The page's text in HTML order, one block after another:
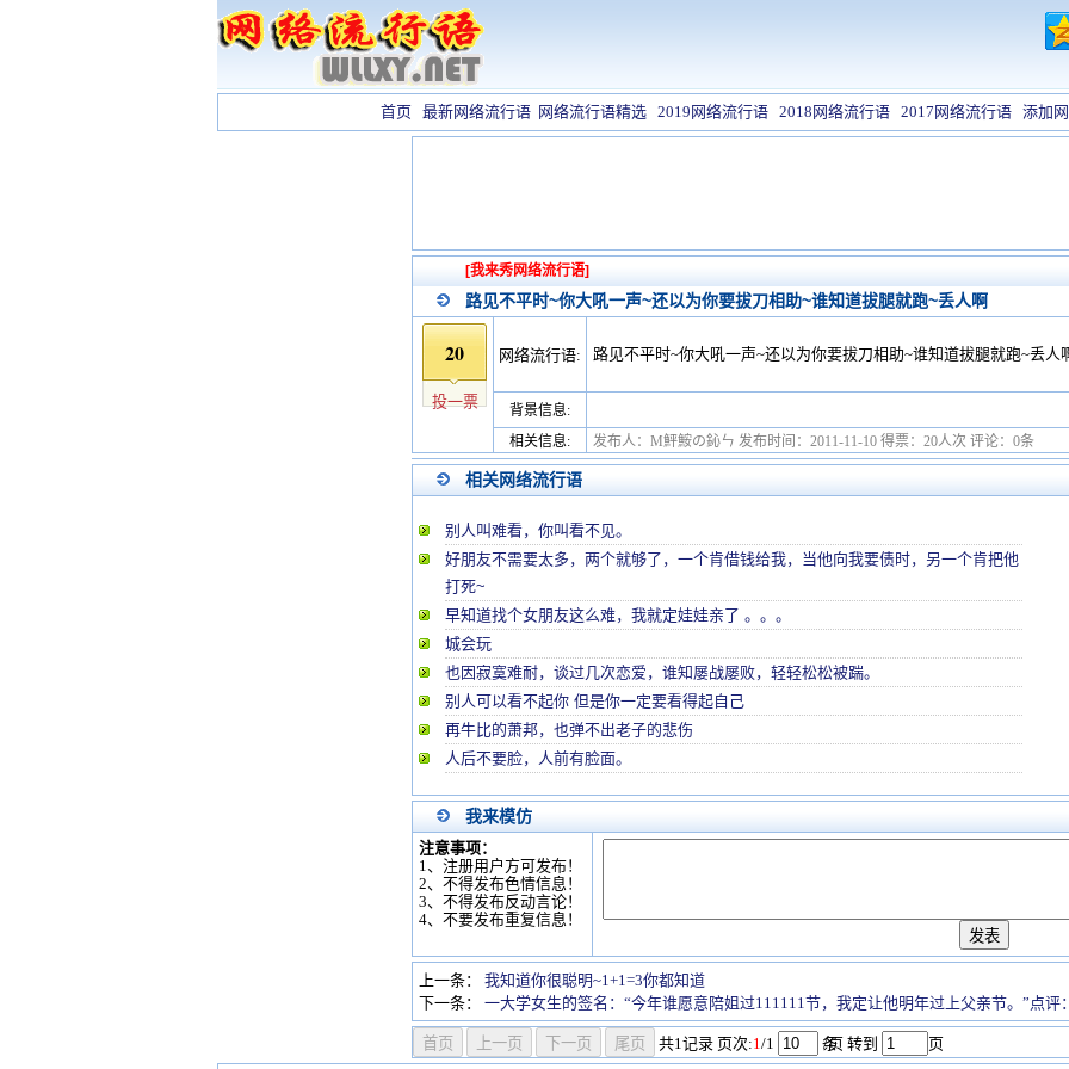
首页 最新网络流行语 网络流行语精选 2019网络流行语 2018网络流行语 2017网络流行语 添加
[我来秀网络流行语]
路见不平时~你大吼一声~还以为你要拔刀相助~谁知道拔腿就跑~丢人啊
20
投一票
网络流行语: 路见不平时~你大吼一声~还以为你要拔刀相助~谁知道拔腿就跑~丢人
背景信息:
相关信息:
发布人：M鮃鮟の鈊ㄣ 发布时间：2011-11-10 得票：20人次 评论：0条
相关网络流行语
别人叫难看，你叫看不见。
好朋友不需要太多，两个就够了，一个肯借钱给我，当他向我要债时，另一个肯把他
打死~
早知道找个女朋友这么难，我就定娃娃亲了 。。。
城会玩
也因寂寞难耐，谈过几次恋爱，谁知屡战屡败，轻轻松松被踹。
别人可以看不起你 但是你一定要看得起自己
再牛比的萧邦，也弹不出老子的悲伤
人后不要脸，人前有脸面。
我来模仿
注意事项：
1、注册用户方可发布！
2、不得发布色情信息！
3、不得发布反动言论！
4、不要发布重复信息！
上一条：
我知道你很聪明~1+1=3你都知道
下一条：
一大学女生的签名：“今年谁愿意陪姐过111111节，我定让他明年过上父亲节。”点
共1记录 页次:1/1 条
/页 转到 页